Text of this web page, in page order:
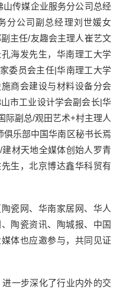
传媒企业服务分公司总经
分公司副总经理刘世媛女
主任/友趣会主理人崔艺文
海发先生，华南理工大学
委员会主任|华南理工大学
商会建设与材料设备分会
市工业设计学会副会长|华
际副总/观田艺术+村主理人
乐部中国华南区秘书长焉
材天地全媒体创始人罗青
生，北京博达鑫华科贸有
瓷网、华南家居网、华人
陶瓷资讯、陶城报、中国
体也应邀参与，共同见证
一步深化了行业内外的交